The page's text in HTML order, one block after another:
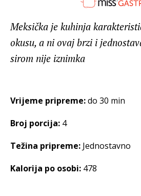
Meksička je kuhinja
okusu, a ni ovaj brzi i
sirom nije iznimka
Vrijeme pripreme:do 30 min
Broj porcija: 4
Težina pripreme: Jednostavno
Kalorija po osobi: 478